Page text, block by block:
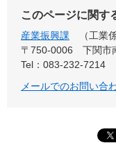
このページに関す
産業振興課
工業
〒750-0006
下関市
Tel：083-232-7214
メールでのお問い合